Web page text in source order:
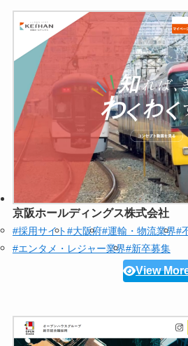
京阪ホールディングス株式会社
#採用サイト#大阪府#運輸・物流業界#
#エンタメ・レジャー業界#新卒募集
View